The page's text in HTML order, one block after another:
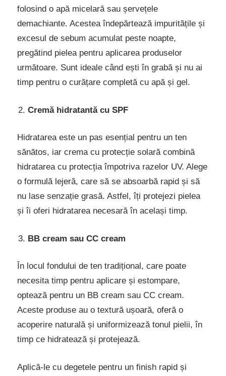
folosind o apă micelară sau șervețele
demachiante. Acestea îndepărtează impuritățile și
excesul de sebum acumulat peste noapte,
pregătind pielea pentru aplicarea produselor
următoare. Sunt ideale când ești în grabă și nu ai
timp pentru o curățare completă cu apă și gel.
Cremă hidratantă cu SPF
Hidratarea este un pas esențial pentru un ten
sănătos, iar crema cu protecție solară combină
hidratarea cu protecția împotriva razelor UV. Alege
o formulă lejeră, care să se absoarbă rapid și să
nu lase senzație grasă. Astfel, îți protejezi pielea
și îi oferi hidratarea necesară în același timp.
BB cream sau CC cream
În locul fondului de ten tradițional, care poate
necesita timp pentru aplicare și estompare,
optează pentru un BB cream sau CC cream.
Aceste produse au o textură ușoară, oferă o
acoperire naturală și uniformizează tonul pielii, în
timp ce hidratează și protejează.
Aplică-le cu degetele pentru un finish rapid și